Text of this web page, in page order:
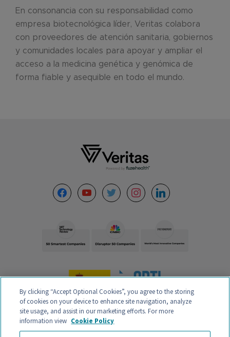
En consonancia con su responsabilidad como
empresa biotecnológica líder, Veritas colabora
con proveedores de atención sanitaria, gobiernos
y comunidades locales para apoyar y ampliar el
acceso a la medicina genética y genómica de
forma fiable y asequible en todo el mundo.
facebookyoutubetwitterinstagram
linkedin
VERITAS INTERCONTINENTAL – CALLE ORENSE 58, 2ºC-D, 28020,
By clicking “Accept Optional Cookies”, you agree to the storing
of cookies on your device to enhance site navigation, analyze
site usage, and assist in our marketing efforts. For more
information view Cookie Policy